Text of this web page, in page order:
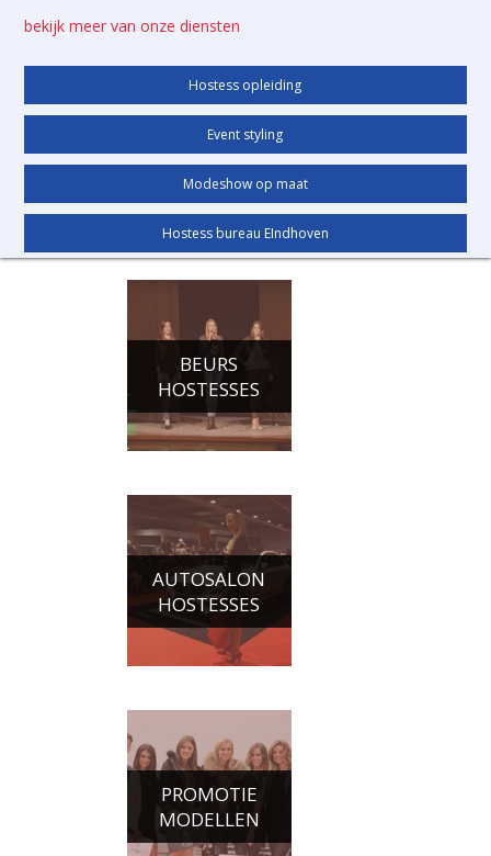
bekijk meer van onze diensten
Hostess opleiding
Event styling
Modeshow op maat
Hostess bureau EIndhoven
BEURS
HOSTESSES
AUTOSALON
HOSTESSES
PROMOTIE
MODELLEN